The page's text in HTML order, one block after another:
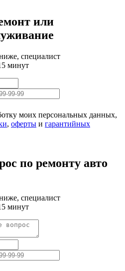
или
специалист
минут
моих персональных данных,
, оферты и гарантийных
по ремонту авто
специалист
минут